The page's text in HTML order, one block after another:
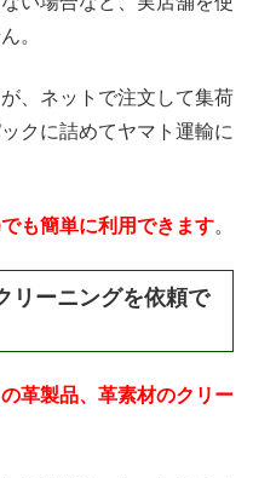
。
、ネットで注文して集荷
クに詰めてヤマト運輸に
も簡単に利用できます。
リーニングを依頼で
革製品、革素材のクリー